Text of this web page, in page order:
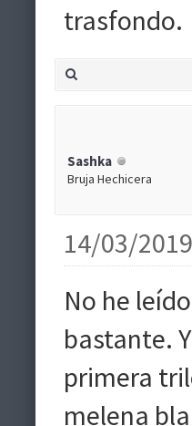
trasfondo.
Sashka
Bruja Hechicera
14/03/
No he
bastante.
primera
melena